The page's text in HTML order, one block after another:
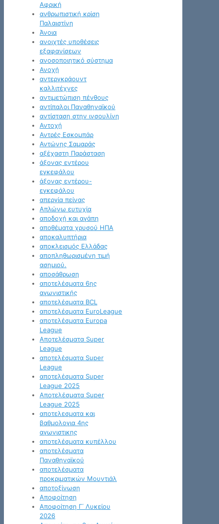
Αφρική
ανθρωπιστική κρίση
Παλαιστίνη
Άνοια
ανοιχτές υποθέσεις
εξαφανίσεων
ανοσοποιητικό σύστημα
Ανοχή
αντεργκράουντ
καλλιτέχνες
αντιμετώπιση πένθους
αντίπαλοι Παναθηναϊκού
αντίσταση στην ινσουλίνη
Αντοχή
Αντρές Εσκομπάρ
Αντώνης Σαμαράς
αξέχαστη Παράσταση
άξονας εντέρου
εγκεφάλου
άξονας εντέρου-
εγκεφάλου
απεργία πείνας
Απλώνω ευτυχία
αποδοχή και αγάπη
αποθέματα χρυσού ΗΠΑ
αποκαλυπτήρια
αποκλεισμός Ελλάδας
αποπληθωρισμένη τιμή
ασημιού.
αποσάθρωση
αποτελέσματα 6ης
αγωνιστικής
αποτελέσματα BCL
αποτελέσματα EuroLeague
αποτελέσματα Europa
League
Αποτελέσματα Super
League
αποτελέσματα Super
League
αποτελέσματα Super
League 2025
Αποτελέσματα Super
League 2025
αποτελεσματα και
βαθμολογια 4ης
αγωνιστικης
αποτελέσματα κυπέλλου
αποτελέσματα
Παναθηναϊκού
αποτελέσματα
προκριματικών Μουντιάλ
αποτοξίνωση
Αποφοίτηση
Αποφοίτηση Γ΄ Λυκείου
2026